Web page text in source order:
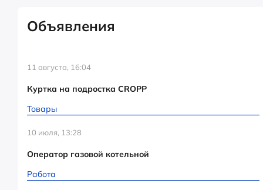
Объявления
11 августа, 16:04
Куртка на подростка CROPP
Товары
10 июля, 13:28
Оператор газовой котельной
Работа